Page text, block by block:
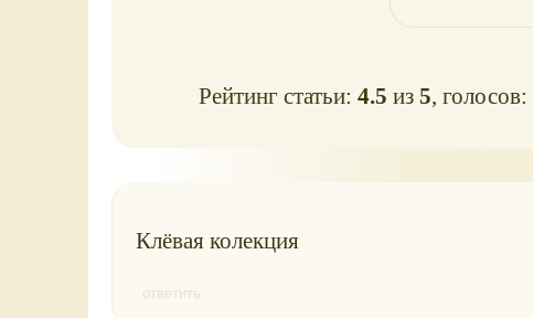
Рейтинг статьи:4.5 из5, голосов:
Клёвая колекция
ответить